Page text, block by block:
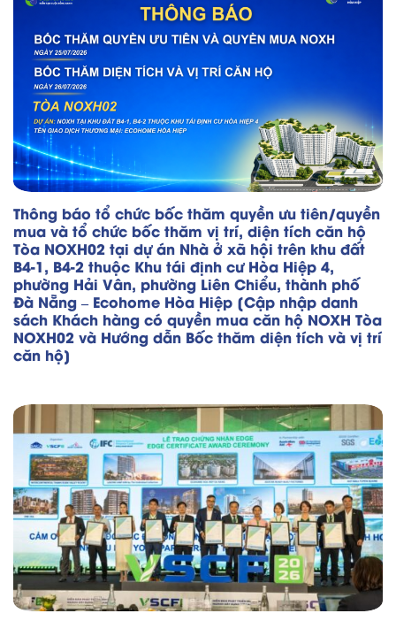
Thông báo tổ chức bốc thăm quyền ưu tiên/quyền
mua và tổ chức bốc thăm vị trí, diện tích căn hộ
Tòa NOXH02 tại dự án Nhà ở xã hội trên khu đất
B4-1, B4-2 thuộc Khu tái định cư Hòa Hiệp 4,
phường Hải Vân, phường Liên Chiểu, thành phố
Đà Nẵng – Ecohome Hòa Hiệp [Cập nhập danh
sách Khách hàng có quyền mua căn hộ NOXH Tòa
NOXH02 và Hướng dẫn Bốc thăm diện tích và vị trí
căn hộ]